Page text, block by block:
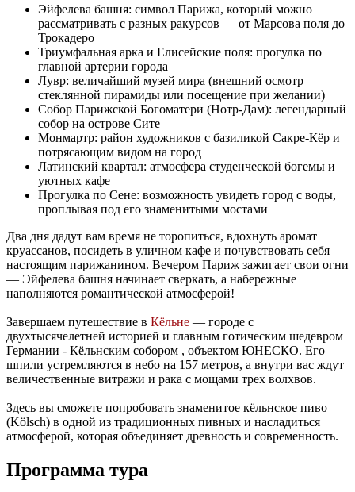
Эйфелева башня: символ Парижа, который можно
рассматривать с разных ракурсов — от Марсова поля до
Трокадеро
Триумфальная арка и Елисейские поля: прогулка по
главной артерии города
Лувр: величайший музей мира (внешний осмотр
стеклянной пирамиды или посещение при желании)
Собор Парижской Богоматери (Нотр-Дам): легендарный
собор на острове Сите
Монмартр: район художников с базиликой Сакре-Кёр и
потрясающим видом на город
Латинский квартал: атмосфера студенческой богемы и
уютных кафе
Прогулка по Сене: возможность увидеть город с воды,
проплывая под его знаменитыми мостами
Два дня дадут вам время не торопиться, вдохнуть аромат
круассанов, посидеть в уличном кафе и почувствовать себя
настоящим парижанином. Вечером Париж зажигает свои огни
— Эйфелева башня начинает сверкать, а набережные
наполняются романтической атмосферой!
Завершаем путешествие в Кёльне — городе с
двухтысячелетней историей и главным готическим шедевром
Германии - Кёльнским собором , объектом ЮНЕСКО. Его
шпили устремляются в небо на 157 метров, а внутри вас ждут
величественные витражи и рака с мощами трех волхвов.
Здесь вы сможете попробовать знаменитое кёльнское пиво
(Kölsch) в одной из традиционных пивных и насладиться
атмосферой, которая объединяет древность и современность.
Программа тура